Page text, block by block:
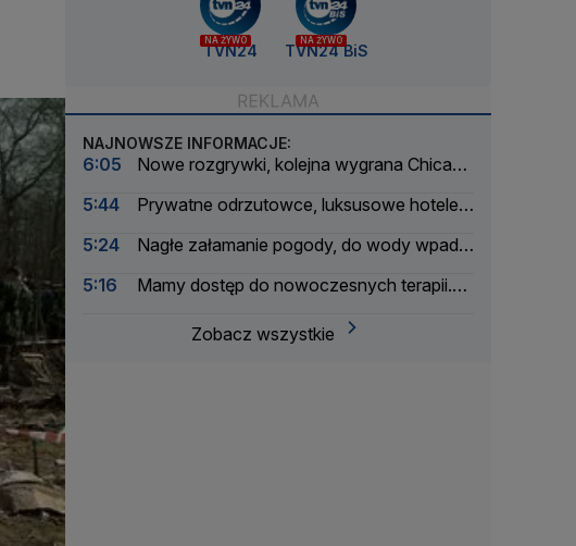
NA ŻYWO
TVN24
NA ŻYWO
TVN24 BiS
NAJNOWSZE INFORMACJE:
6:05
Nowe rozgrywki, kolejna wygrana Chicago
5:44
Prywatne odrzutowce, luksusowe hotele.
5:24
Nagłe załamanie pogody, do wody wpadło
5:16
Mamy dostęp do nowoczesnych terapii.
Zobacz wszystkie